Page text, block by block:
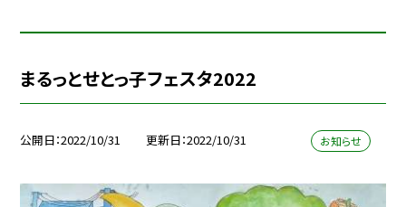
まるっとせとっ子フェスタ2022
公開日 2022/10/31 更新日 2022/10/31 お知らせ